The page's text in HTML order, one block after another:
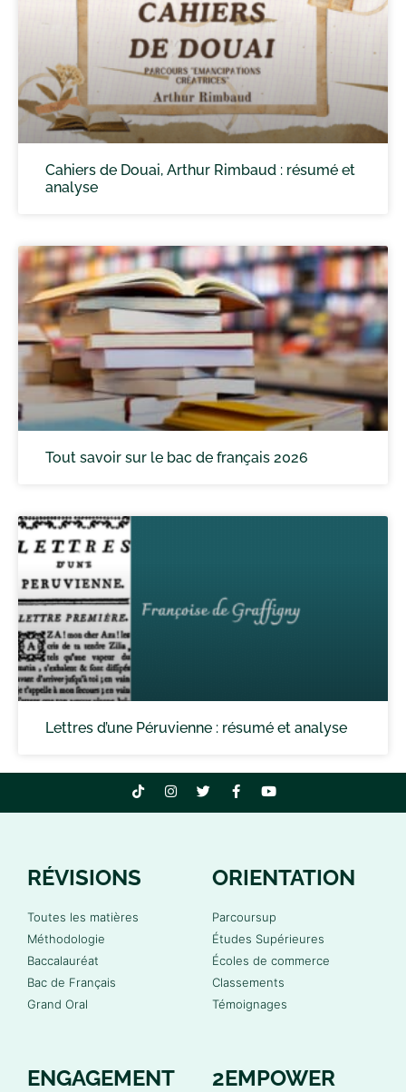
Cahiers de Douai, Arthur Rimbaud : résumé et
analyse
Tout savoir sur le bac de français 2026
Lettres d’une Péruvienne : résumé et analyse
RÉVISIONS
Toutes les matières
Méthodologie
Baccalauréat
Bac de Français
Grand Oral
ORIENTATION
Parcoursup
Études Supérieures
Écoles de commerce
Classements
Témoignages
ENGAGEMENT 2EMPOWER